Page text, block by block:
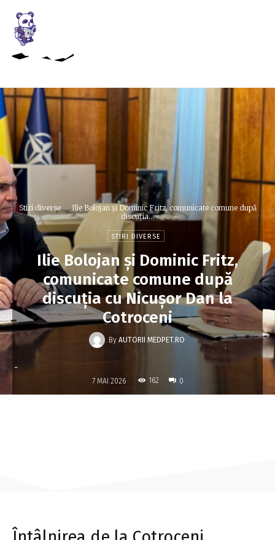
Stiri diverse
Ilie Bolojan și Dominic Fritz, comunicate comune după
discuția...
STIRI DIVERSE
Ilie Bolojan și Dominic Fritz,
comunicate comune după
discuția cu Nicușor Dan la
Cotroceni
By AUTORII MEDPET.RO
-
7 MAI 2026 162 0